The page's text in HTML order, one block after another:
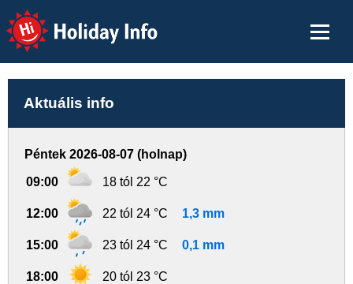
Holiday Info
Aktuális info
Péntek 2026-08-07 (holnap)
09:00 18 tól 22 °C
12:00 22 tól 24 °C 1,3 mm
15:00 23 tól 24 °C 0,1 mm
18:00 20 tól 23 °C